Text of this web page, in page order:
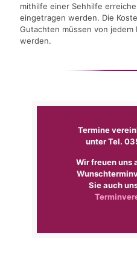
mithilfe einer Sehhilfe
eingetragen werden. Die
Gutachten müssen von
werden.
Termine
unter Tel.
Wir freuen uns
Sie auch